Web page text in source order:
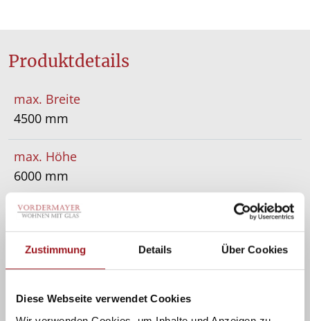
Zustimmung Details Über Cookies
Diese Webseite verwendet Cookies
Produktdetails
max. Breite
4500 mm
max. Höhe
6000 mm
max. Fläche
35 m²
Bedienung
Funkmotor, Kurbel, Motor